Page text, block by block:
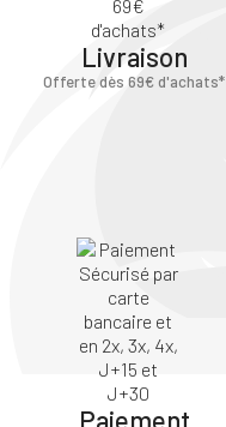
Livraison
Offerte dès 69€ d'achats*
Paiement